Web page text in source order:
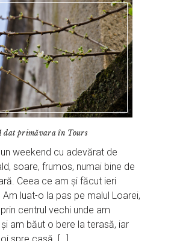
dat primăvara în Tours
weekend cu adevărat de
soare, frumos, numai bine de
Ceea ce am și făcut ieri
luat-o la pas pe malul Loarei,
centrul vechi unde am
am băut o bere la terasă, iar